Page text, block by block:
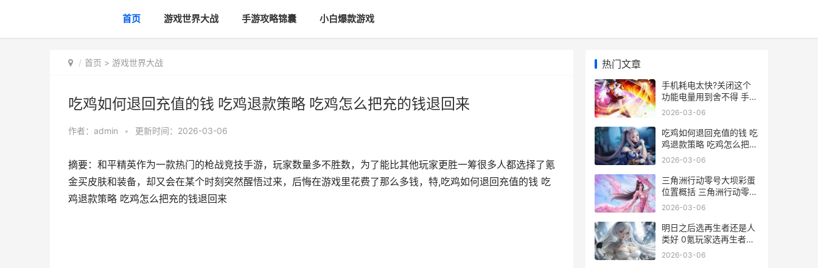
首页 游戏世界大战 手游攻略锦囊 小白爆款游戏
首页 > 游戏世界大战
吃鸡如何退回充值的钱 吃鸡退款策略 吃鸡怎么把充的钱退回来
作者： admin • 更新时间：2026-03-06
摘要：和平精英作为一款热门的枪战竞技手游，玩家数量多不胜数，为了能比其他玩家更胜一筹很多人都选择了氪
金买皮肤和装备，却又会在某个时刻突然醒悟过来，后悔在游戏里花费了那么多钱，特,吃鸡如何退回充值的钱 吃
鸡退款策略 吃鸡怎么把充的钱退回来
热门文章
手机耗电太快?关闭这个
功能电量用到舍不得 手机
耗电太快怎么解决vivo
2026-03-06
吃鸡如何退回充值的钱 吃
鸡退款策略 吃鸡怎么把充
的钱退回来
2026-03-06
三角洲行动零号大坝彩蛋
位置概括 三角洲行动零号
大坝彩蛋策略 三角洲行动
2026-03-06
明日之后选再生者还是人
类好 0氪玩家选再生者还
是人类 明日之后选再生者
2026-03-06